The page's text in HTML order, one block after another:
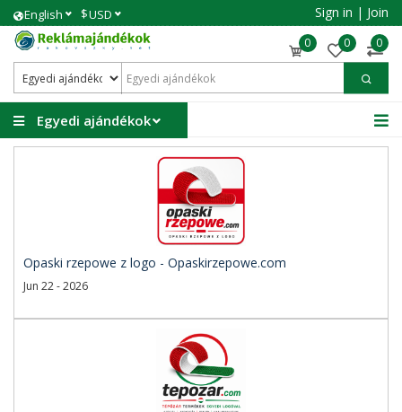
English $USD Sign in | Join
0 0 0
Egyedi ajándékok
Opaski rzepowe z logo - Opaskirzepowe.com
Jun 22 - 2026